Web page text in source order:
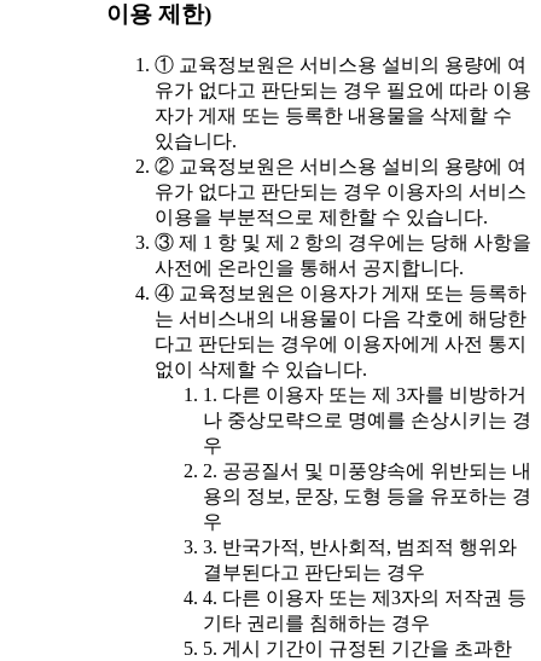
이용 제한)
① 교육정보원은 서비스용 설비의 용량에 여
유가 없다고 판단되는 경우 필요에 따라 이용
자가 게재 또는 등록한 내용물을 삭제할 수
있습니다.
② 교육정보원은 서비스용 설비의 용량에 여
유가 없다고 판단되는 경우 이용자의 서비스
이용을 부분적으로 제한할 수 있습니다.
③ 제 1 항 및 제 2 항의 경우에는 당해 사항을
사전에 온라인을 통해서 공지합니다.
④ 교육정보원은 이용자가 게재 또는 등록하
는 서비스내의 내용물이 다음 각호에 해당한
다고 판단되는 경우에 이용자에게 사전 통지
없이 삭제할 수 있습니다.
1. 다른 이용자 또는 제 3자를 비방하거
나 중상모략으로 명예를 손상시키는 경
우
2. 공공질서 및 미풍양속에 위반되는 내
용의 정보, 문장, 도형 등을 유포하는 경
우
3. 반국가적, 반사회적, 범죄적 행위와
결부된다고 판단되는 경우
4. 다른 이용자 또는 제3자의 저작권 등
기타 권리를 침해하는 경우
5. 게시 기간이 규정된 기간을 초과한